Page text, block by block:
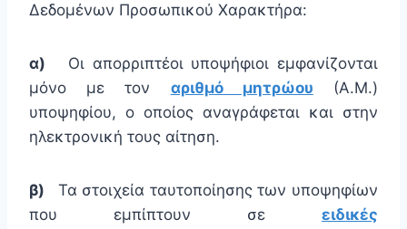
Δεδομένων Προσωπικού Χαρακτήρα:
α)
Οι απορριπτέοι υποψήφιοι εμφανίζονται
μόνο με τον αριθμό μητρώου (Α.Μ.)
υποψηφίου, ο οποίος αναγράφεται και στην
ηλεκτρονική τους αίτηση.
β)
Τα στοιχεία ταυτοποίησης των υποψηφίων
που εμπίπτουν σε ειδικές